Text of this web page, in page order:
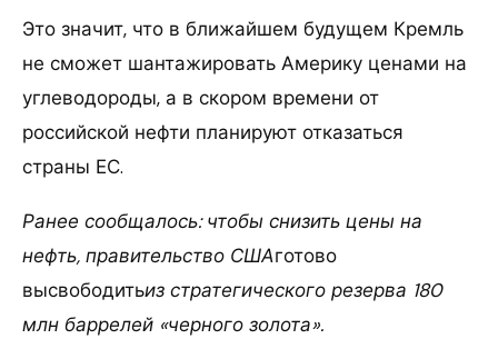
Это значит, что в ближайшем будущем Кремль
не сможет шантажировать Америку ценами на
углеводороды, а в скором времени от
российской нефти планируют отказаться
страны ЕС.
Ранее сообщалось: чтобы снизить цены на
нефть, правительство СШАготово
высвободитьиз стратегического резерва 180
млн баррелей «черного золота».